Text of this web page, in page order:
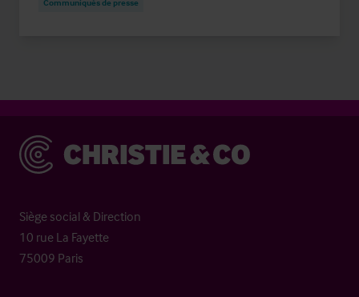
Communiqués de presse
Christie & Co
Siège social & Direction
10 rue La Fayette
75009 Paris